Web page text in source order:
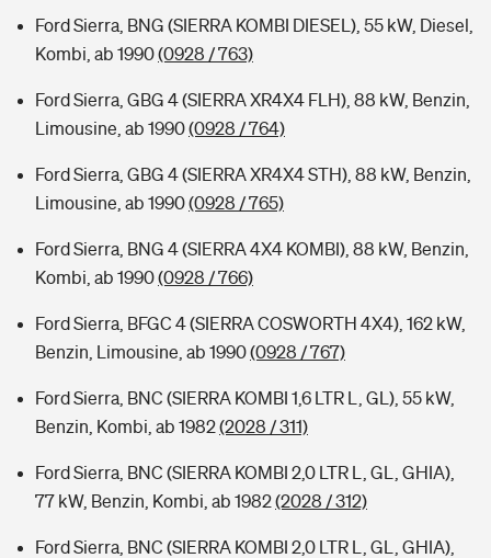
Ford Sierra, BNG (SIERRA KOMBI DIESEL), 55 kW, Diesel,
Kombi, ab 1990(0928 / 763)
Ford Sierra, GBG 4 (SIERRA XR4X4 FLH), 88 kW, Benzin,
Limousine, ab 1990(0928 / 764)
Ford Sierra, GBG 4 (SIERRA XR4X4 STH), 88 kW, Benzin,
Limousine, ab 1990(0928 / 765)
Ford Sierra, BNG 4 (SIERRA 4X4 KOMBI), 88 kW, Benzin,
Kombi, ab 1990(0928 / 766)
Ford Sierra, BFGC 4 (SIERRA COSWORTH 4X4), 162 kW,
Benzin, Limousine, ab 1990(0928 / 767)
Ford Sierra, BNC (SIERRA KOMBI 1,6 LTR L, GL), 55 kW,
Benzin, Kombi, ab 1982(2028 / 311)
Ford Sierra, BNC (SIERRA KOMBI 2,0 LTR L, GL, GHIA),
77 kW, Benzin, Kombi, ab 1982(2028 / 312)
Ford Sierra, BNC (SIERRA KOMBI 2,0 LTR L, GL, GHIA),